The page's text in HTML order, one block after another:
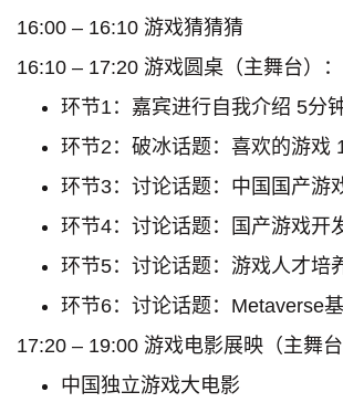
16:00 – 16:10 游戏猜猜猜
16:10 – 17:20 游戏圆桌（主舞台）：
环节1：嘉宾进行自我介绍 5分
环节2：破冰话题：喜欢的游戏
环节3：讨论话题：中国国产游
环节4：讨论话题：国产游戏开
环节5：讨论话题：游戏人才培
环节6：讨论话题：Metaverse
17:20 – 19:00 游戏电影展映（主舞台
中国独立游戏大电影